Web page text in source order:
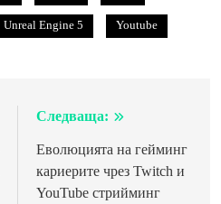
Unreal Engine 5 Youtube
Следваща:
Еволюцията на гейминг
кариерите чрез Twitch и
YouTube стрийминг